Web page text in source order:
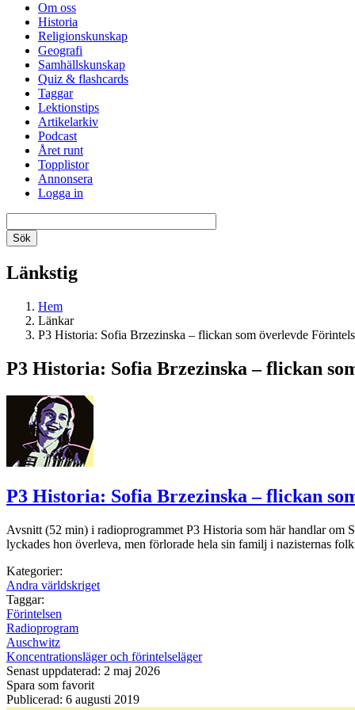
Om oss
Historia
Religionskunskap
Geografi
Samhällskunskap
Quiz & flashcards
Taggar
Lektionstips
Artikelarkiv
Podcast
Året runt
Topplistor
Annonsera
Logga in
Länkstig
Hem
Länkar
P3 Historia: Sofia Brzezinska – flickan som överlevde
P3 Historia: Sofia Brzezinska – flickan
P3 Historia: Sofia Brzezinska – flickan
Avsnitt (52 min) i radioprogrammet P3 Historia som här handlar om
lyckades hon överleva, men förlorade hela sin familj i nazisternas
Kategorier:
Andra världskriget
Taggar:
Förintelsen
Radioprogram
Auschwitz
Koncentrationsläger och förintelseläger
Senast uppdaterad: 2 maj 2026
Spara som favorit
Publicerad: 6 augusti 2019